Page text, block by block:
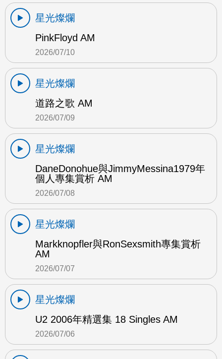
星光燦爛
PinkFloyd AM
2026/07/10
星光燦爛
道路之歌 AM
2026/07/09
星光燦爛
DaneDonohue與JimmyMessina1979年
個人專集賞析 AM
2026/07/08
星光燦爛
Markknopfler與RonSexsmith專集賞析
AM
2026/07/07
星光燦爛
U2 2006年精選集 18 Singles AM
2026/07/06